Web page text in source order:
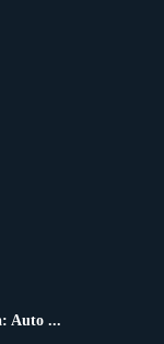
Auto ...